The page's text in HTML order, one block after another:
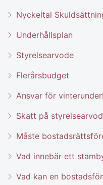
Nyckeltal
Underhållsplan
Styrelsearvode
Flerårsbudget
Ansvar för
Skatt på
Måste
Vad innebär ett
Vad kan en